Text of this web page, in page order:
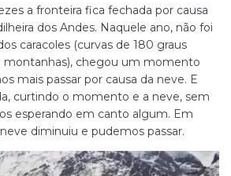
a fronteira fica fechada por causa
dos Andes. Naquele ano, não foi
caracoles (curvas de 180 graus
montanhas), chegou um momento
mais passar por causa da neve. E
curtindo o momento e a neve, sem
esperando em canto algum. Em
diminuiu e pudemos passar.